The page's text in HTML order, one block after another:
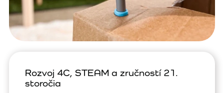
Rozvoj 4C, STEAM a zručností 21.
storočia